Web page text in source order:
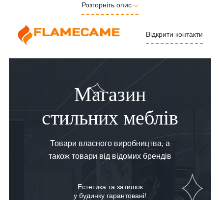
Розгорніть опис
Відкрити контакти
Магазин
стильних меблів
Товари власного виробництва, а
також товари від відомих брендів
Естетика та затишок
у будинку гарантовані!